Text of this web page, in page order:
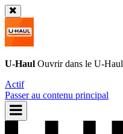
U-Haul Ouvrir dans le U-Haul
Actif
Passer au contenu principal